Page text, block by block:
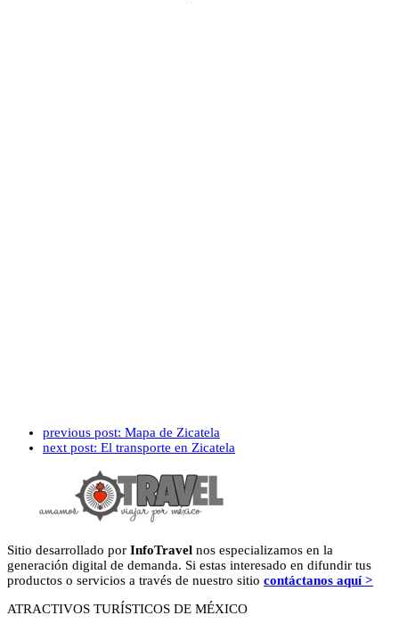
previous post: Mapa de Zicatela
next post: El transporte en Zicatela
Sitio desarrollado por InfoTravel nos especializamos en la
generación digital de demanda. Si estas interesado en difundir tus
productos o servicios a través de nuestro sitio contáctanos aquí >
ATRACTIVOS TURÍSTICOS DE MÉXICO